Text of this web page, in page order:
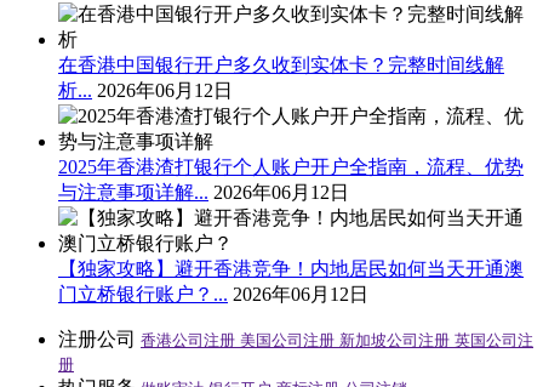
在香港中国银行开户多久收到实体卡？完整时间线解
析... 2026年06月12日
2025年香港渣打银行个人账户开户全指南，流程、优势
与注意事项详解... 2026年06月12日
【独家攻略】避开香港竞争！内地居民如何当天开通澳
门立桥银行账户？... 2026年06月12日
注册公司 香港公司注册 美国公司注册 新加坡公司注册 英国公司注
册